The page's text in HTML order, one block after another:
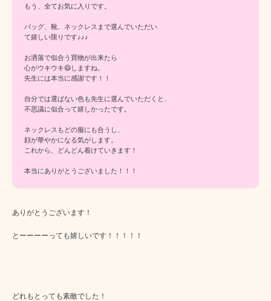
もう、全てお気に入りです。
バッグ、靴、ネックレスまで選んでいただい
て嬉しい限りです♪♪♪
お洒落で似合う買物が出来たら
心がウキウキ😄しますね。
先生には本当に感謝です！！
自分では選ばない色も先生に選んでいただくと、
不思議に似合って嬉しかったです。
ネックレスもどの服にも合うし、
顔が華やかになる気がします。
これから、どんどん着けていきます！
本当にありがとうございました！！！
ありがとうございます！
とーーーーっても嬉しいです！！！！！
どれもとっても素敵でした！